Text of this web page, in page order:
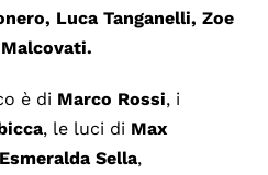
Luca Tanganelli, Zoe
è di Marco Rossi, i
, le luci di Max
Esmeralda Sella,